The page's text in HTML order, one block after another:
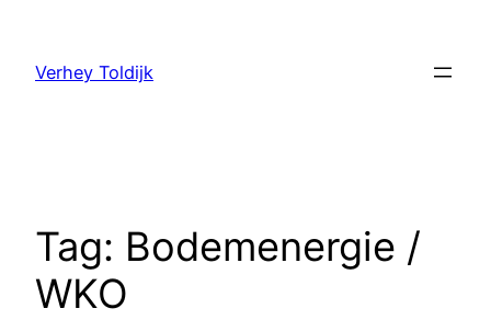
Verhey Toldijk
Tag: Bodemenergie /
WKO